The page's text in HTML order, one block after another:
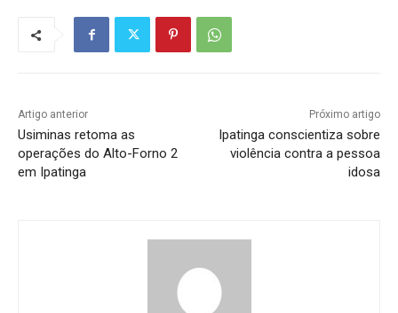
Artigo anterior
Usiminas retoma as
operações do Alto-Forno 2
em Ipatinga
Próximo artigo
Ipatinga conscientiza sobre
violência contra a pessoa
idosa